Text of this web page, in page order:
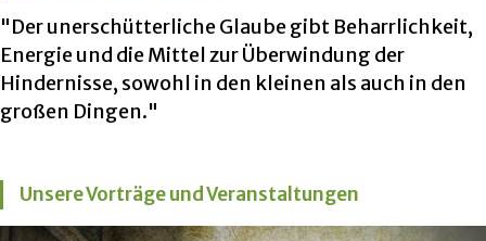
"Der unerschütterliche Glaube gibt Beharrlichkeit,
Energie und die Mittel zur Überwindung der
Hindernisse, sowohl in den kleinen als auch in den
großen Dingen."
Unsere Vorträge und Veranstaltungen